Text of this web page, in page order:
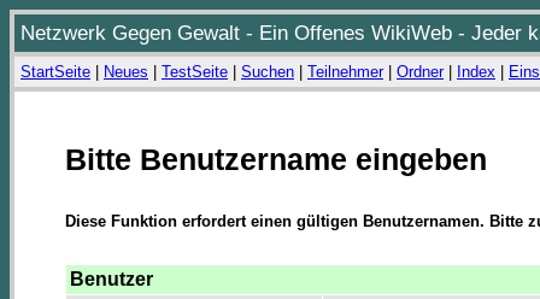
Netzwerk Gegen Gewalt - Ein Offenes WikiWeb - Jeder
StartSeite Neues TestSeite Suchen Teilnehmer| Ordner| Index
Bitte Benutzername eingeben
Diese Funktion erfordert einen gültigen Benutzernamen. Bitte
Benutzer